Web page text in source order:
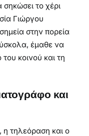
το χέρι
Γιώργου
στην πορεία
έμαθε να
κοινού και τη
και
η τηλεόραση και ο